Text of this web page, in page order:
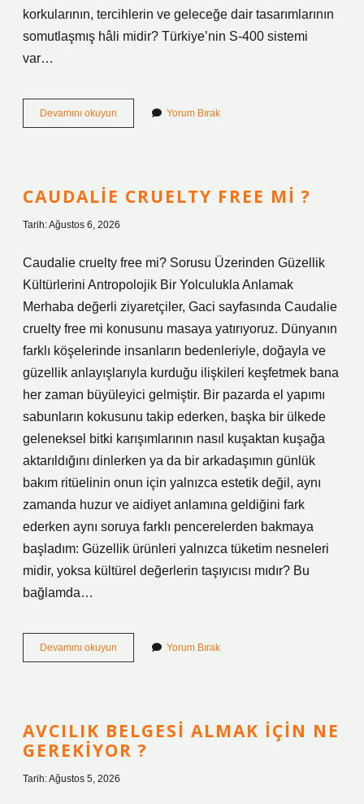
korkularının, tercihlerin ve geleceğe dair tasarımlarının
somutlaşmış hâli midir? Türkiye’nin S-400 sistemi
var…
Devamını okuyun Türkiye’nin
S-
?
Yorum Bırak
CAUDALIE CRUELTY FREE MI ?
Tarih: Ağustos 6, 2026
Caudalie cruelty free mi? Sorusu Üzerinden Güzellik
Kültürlerini Antropolojik Bir Yolculukla Anlamak
Merhaba değerli ziyaretçiler, Gaci sayfasında Caudalie
cruelty free mi konusunu masaya yatırıyoruz. Dünyanın
farklı köşelerinde insanların bedenleriyle, doğayla ve
güzellik anlayışlarıyla kurduğu ilişkileri keşfetmek bana
her zaman büyüleyici gelmiştir. Bir pazarda el yapımı
sabunların kokusunu takip ederken, başka bir ülkede
geleneksel bitki karışımlarının nasıl kuşaktan kuşağa
aktarıldığını dinlerken ya da bir arkadaşımın günlük
bakım ritüelinin onun için yalnızca estetik değil, aynı
zamanda huzur ve aidiyet anlamına geldiğini fark
ederken aynı soruya farklı pencerelerden bakmaya
başladım: Güzellik ürünleri yalnızca tüketim nesneleri
midir, yoksa kültürel değerlerin taşıyıcısı mıdır? Bu
bağlamda…
Devamını okuyun Caudalie
cruelty
Yorum Bırak
AVCILIK BELGESI ALMAK IÇIN NE
GEREKIYOR ?
Tarih: Ağustos 5, 2026